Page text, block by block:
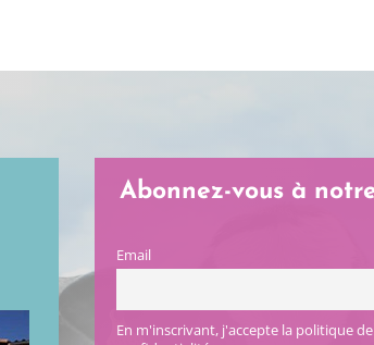
Abonnez-vous à
Email
En m'inscrivant, j'accepte la politique de